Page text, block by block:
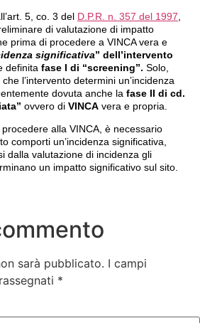
5, co. 3 del D.P.R. n. 357 del 1997
di valutazione di impatto
prima di procedere a VINCA vera e
significativa” dell’intervento
definita fase I di “screening”. Solo,
l’intervento determini un’incidenza
dovuta anche la fase II di cd.
ovvero di VINCA vera e propria.
alla VINCA, è necessario
comporti un’incidenza significativa,
dalla valutazione di incidenza gli
un impatto significativo sul sito.
sarà pubblicato. I campi
*